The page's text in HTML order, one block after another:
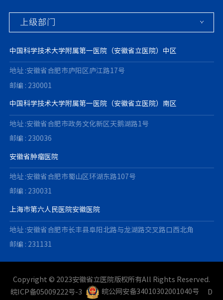
中国科学技术大学附属第一医院（安徽省立医院）中区
地址 :安徽省合肥市庐阳区庐江路17号
邮编 : 230001
中国科学技术大学附属第一医院（安徽省立医院）南区
地址 :安徽省合肥市政务文化新区天鹅湖路1号
邮编 : 230036
安徽省肿瘤医院
地址 :安徽省合肥市蜀山区环湖东路107号
邮编 : 230031
上海市第六人民医院安徽医院
地址 :安徽省合肥市长丰县阜阳北路与龙湖路交叉路口西北角
邮编 : 231131
Copyright © 2023安徽省立医院版权所有All Rights Reserved.
皖ICP备05009222号-3
皖公网安备34010302001040号 D